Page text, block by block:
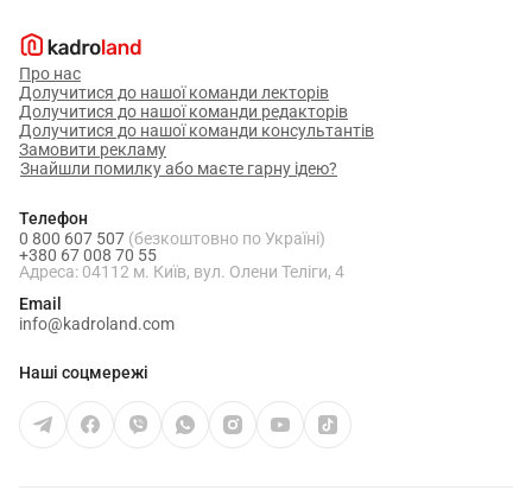
Про нас
Долучитися до нашої команди лекторів
Долучитися до нашої команди редакторів
Долучитися до нашої команди консультантів
Замовити рекламу
Знайшли помилку або маєте гарну ідею?
Телефон
0 800 607 507 (безкоштовно по Україні)
+380 67 008 70 55
Адреса: 04112 м. Київ, вул. Олени Теліги, 4
Email
info@kadroland.com
Наші соцмережі